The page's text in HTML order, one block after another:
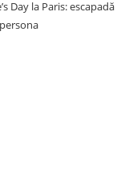
Day la Paris: escapadă